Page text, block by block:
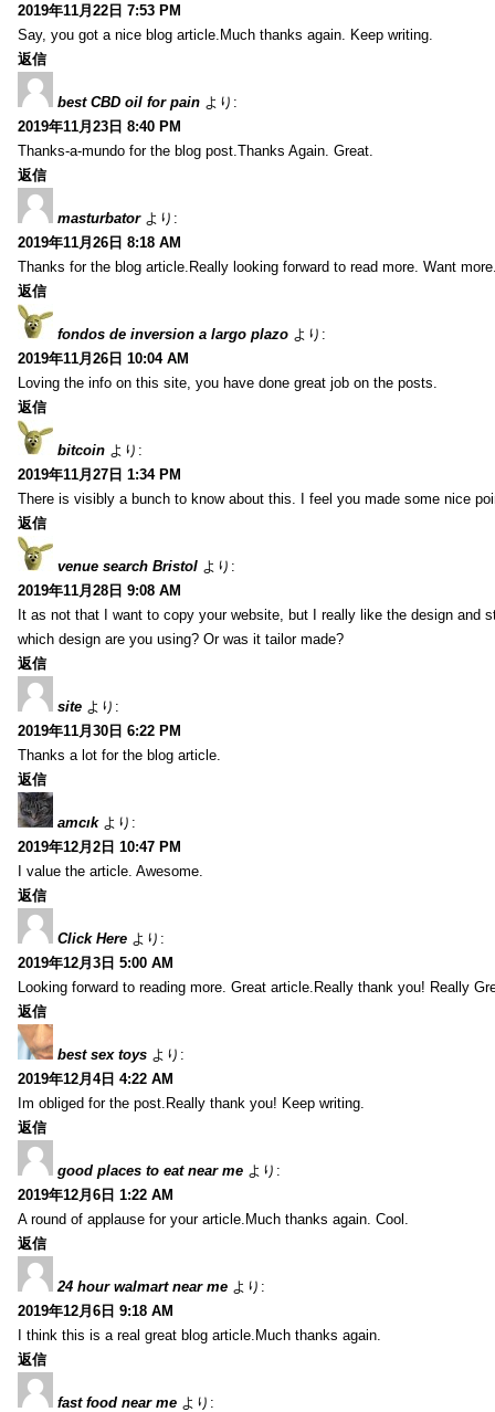
2019年11月22日 7:53 PM
Say, you got a nice blog article.Much thanks again. Keep writing.
返信
best CBD oil for pain より:
2019年11月23日 8:40 PM
Thanks-a-mundo for the blog post.Thanks Again. Great.
返信
masturbator より:
2019年11月26日 8:18 AM
Thanks for the blog article.Really looking forward to read more. Want
返信
fondos de inversion a largo plazo より:
2019年11月26日 10:04 AM
Loving the info on this site, you have done great job on the posts.
返信
bitcoin より:
2019年11月27日 1:34 PM
There is visibly a bunch to know about this. I feel you made some nice
返信
venue search Bristol より:
2019年11月28日 9:08 AM
It as not that I want to copy your website, but I really like the design and
which design are you using? Or was it tailor made?
返信
site より:
2019年11月30日 6:22 PM
Thanks a lot for the blog article.
返信
amcık より:
2019年12月2日 10:47 PM
I value the article. Awesome.
返信
Click Here より:
2019年12月3日 5:00 AM
Looking forward to reading more. Great article.Really thank you! Really
返信
best sex toys より:
2019年12月4日 4:22 AM
Im obliged for the post.Really thank you! Keep writing.
返信
good places to eat near me より:
2019年12月6日 1:22 AM
A round of applause for your article.Much thanks again. Cool.
返信
24 hour walmart near me より:
2019年12月6日 9:18 AM
I think this is a real great blog article.Much thanks again.
返信
fast food near me より: